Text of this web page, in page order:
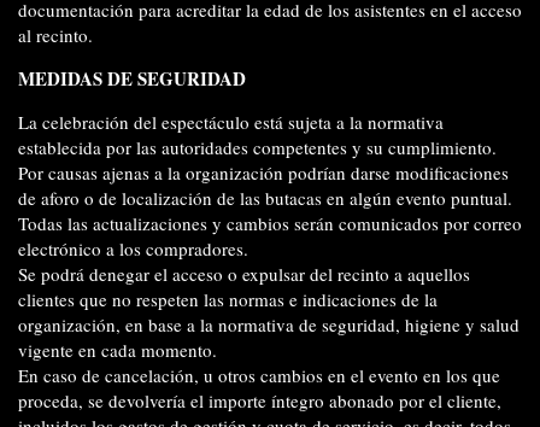
documentación para acreditar la edad de los asistentes en el acceso
al recinto.
MEDIDAS DE SEGURIDAD
La celebración del espectáculo está sujeta a la normativa
establecida por las autoridades competentes y su cumplimiento.
Por causas ajenas a la organización podrían darse modificaciones
de aforo o de localización de las butacas en algún evento puntual.
Todas las actualizaciones y cambios serán comunicados por correo
electrónico a los compradores.
Se podrá denegar el acceso o expulsar del recinto a aquellos
clientes que no respeten las normas e indicaciones de la
organización, en base a la normativa de seguridad, higiene y salud
vigente en cada momento.
En caso de cancelación, u otros cambios en el evento en los que
proceda, se devolvería el importe íntegro abonado por el cliente,